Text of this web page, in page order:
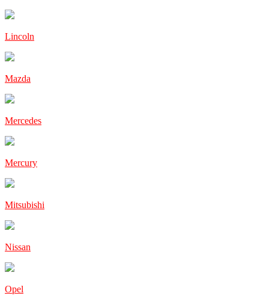
Lincoln
Mazda
Mercedes
Mercury
Mitsubishi
Nissan
Opel